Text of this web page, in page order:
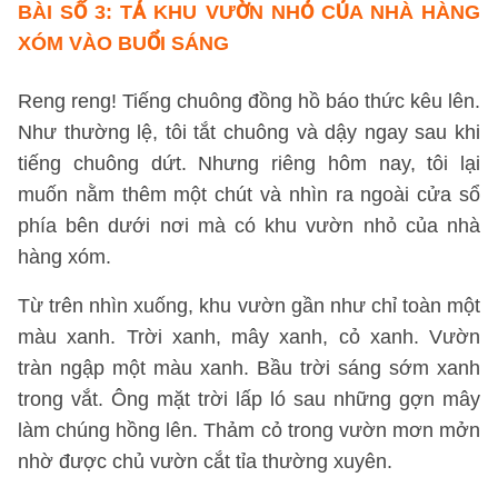
BÀI SỐ 3: TẢ KHU VƯỜN NHỎ CỦA NHÀ HÀNG
XÓM VÀO BUỔI SÁNG
Reng reng! Tiếng chuông đồng hồ báo thức kêu lên.
Như thường lệ, tôi tắt chuông và dậy ngay sau khi
tiếng chuông dứt. Nhưng riêng hôm nay, tôi lại
muốn nằm thêm một chút và nhìn ra ngoài cửa sổ
phía bên dưới nơi mà có khu vườn nhỏ của nhà
hàng xóm.
Từ trên nhìn xuống, khu vườn gần như chỉ toàn một
màu xanh. Trời xanh, mây xanh, cỏ xanh. Vườn
tràn ngập một màu xanh. Bầu trời sáng sớm xanh
trong vắt. Ông mặt trời lấp ló sau những gợn mây
làm chúng hồng lên. Thảm cỏ trong vườn mơn mởn
nhờ được chủ vườn cắt tỉa thường xuyên.